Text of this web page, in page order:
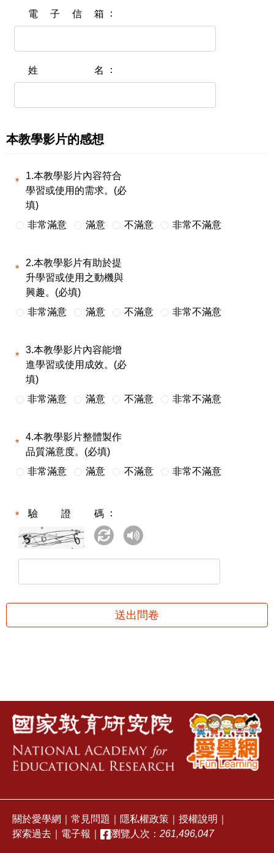
電子信箱
姓名
本教學影片的感想
1.本教學影片內容符合
學習或使用的需求。(必
填)
非常滿意
滿意 不滿意 非常不滿意
2.本教學影片有助於提
升學習或使用之動機與
興趣。(必填)
非常滿意
滿意 不滿意 非常不滿意
3.本教學影片內容能增
進學習或使用成效。(必
填)
非常滿意
滿意 不滿意 非常不滿意
4.本教學影片整體製作
品質滿意度。(必填)
非常滿意
滿意 不滿意 非常不滿意
驗證碼
送出問卷
關於愛學網 常見問題 隱私權政策 授權說明
探索過去
電子報 瀏覽人次： 261,496,047